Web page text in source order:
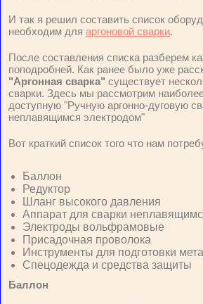
И так я решил составить список
необходим для аргоновой сварки.
После составления списка разберем
поподробней. Как ранее было уже
"Аргонная сварка" существует
сварки. Здесь мы рассмотрим
доступную "Ручную аргонно-дуговую
неплавящимся электродом"
Вот краткий список того что нам
Баллон
Редуктор
Шланг высокого давления
Аппарат для сварки
Электроды вольфрамовые
Присадочная проволока
Инструменты для подготовки
Спецодежда и средства защиты
Баллон